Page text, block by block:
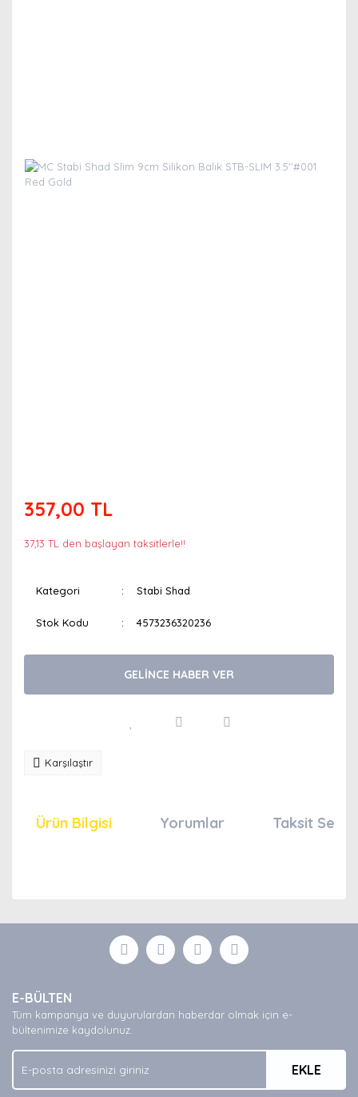
357,00 TL
37,13 TL den başlayan taksitlerle!!
Kategori Stabi Shad
Stok Kodu 4573236320236
GELİNCE HABER VER
Karşılaştır
Ürün Bilgisi Yorumlar Taksit
Yorum Yaz
formunu kullanarak tarafımıza iletebilirsiniz.
Görüş ve önerileriniz için teşekkür ederiz.
Ürün açıklamasında eksik bilgiler bulunuyor.
Ürün bilgilerinde hatalar bulunuyor.
Ürün fiyatı diğer sitelerden daha pahalı.
Bu ürüne benzer farklı alternatifler olmalı.
E-BÜLTEN
Tüm kampanya ve duyurulardan haberdar olmak için e-
bültenimize kaydolunuz.
EKLE